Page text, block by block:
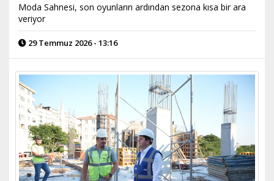
Moda Sahnesi, son oyunların ardından sezona kısa bir ara
veriyor
29 Temmuz 2026 - 13:16